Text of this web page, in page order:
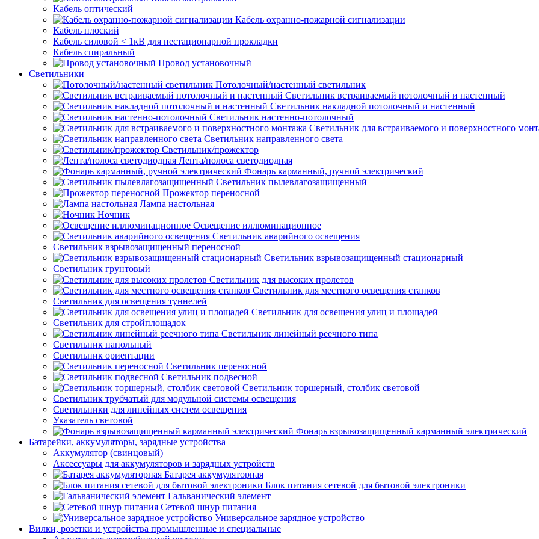
Кабель оптический
Кабель охранно-пожарной сигнализации
Кабель плоский
Кабель силовой < 1кВ для нестационарной прокладки
Кабель спиральный
Провод установочный
Светильники
Потолочный/настенный светильник
Светильник встраиваемый потолочный и настенный
Светильник накладной потолочный и настенный
Светильник настенно-потолочный
Светильник для встраиваемого и поверхностного
Светильник направленного света
Светильник/прожектор
Лента/полоса светодиодная
Фонарь карманный, ручной электрический
Светильник пылевлагозащищенный
Прожектор переносной
Лампа настольная
Ночник
Освещение иллюминационное
Светильник аварийного освещения
Светильник взрывозащищенный переносной
Светильник взрывозащищенный стационарный
Светильник грунтовый
Светильник для высоких пролетов
Светильник для местного освещения станков
Светильник для освещения туннелей
Светильник для освещения улиц и площадей
Светильник для стройплощадок
Светильник линейный реечного типа
Светильник напольный
Светильник ориентации
Светильник переносной
Светильник подвесной
Светильник торшерный, столбик световой
Светильник трубчатый для модульной системы освещения
Светильники для линейных систем освещения
Указатель световой
Фонарь взрывозащищенный карманный электрический
Батарейки, аккумуляторы, зарядные устройства
Аккумулятор (свинцовый)
Аксессуары для аккумуляторов и зарядных устройств
Батарея аккумуляторная
Блок питания сетевой для бытовой электроники
Гальванический элемент
Сетевой шнур питания
Универсальное зарядное устройство
Вилки, розетки и устройства промышленные и специальные